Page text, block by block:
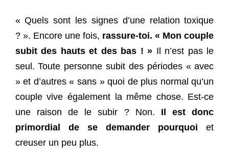
« Quels sont les signes d’une relation toxique
? ». Encore une fois, rassure-toi. « Mon couple
subit des hauts et des bas ! » Il n’est pas le
seul. Toute personne subit des périodes « avec
» et d’autres « sans » quoi de plus normal qu’un
couple vive également la même chose. Est-ce
une raison de le subir ? Non. Il est donc
primordial de se demander pourquoi et
creuser un peu plus.